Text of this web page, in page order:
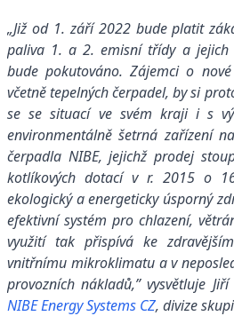
„Již od 1. září 2022 bude platit
paliva 1. a 2. emisní třídy a
bude pokutováno. Zájemci o
včetně tepelných čerpadel, by si
se se situací ve svém kraji i s
environmentálně šetrná zařízení
čerpadla NIBE, jejichž prodej
kotlíkových dotací v r. 2015 o
ekologický a energeticky úsporný
efektivní systém pro chlazení,
využití tak přispívá ke
vnitřnímu mikroklimatu a v
provozních nákladů,” vysvětluje
NIBE Energy Systems CZ, divize